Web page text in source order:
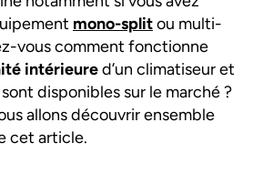
mono-splitou multi-
vous comment fonctionne
intérieured’un climatiseur et
disponibles sur le marché ?
allons découvrir ensemble
cet article.